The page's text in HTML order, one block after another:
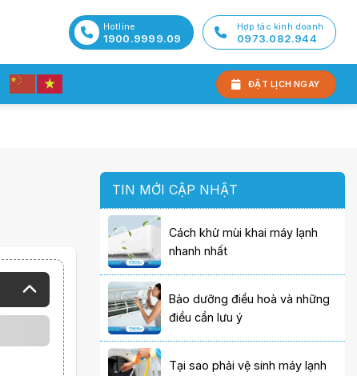
Hotline
1900.9999.09
Hợp tác kinh doanh
0973.082.944
ĐẶT LỊCH NGAY
TIN MỚI CẬP NHẬT
Cách khử mùi khai máy lạnh
nhanh nhất
Bảo dưỡng điều hoà và những
điều cần lưu ý
Tại sao phải vệ sinh máy lạnh